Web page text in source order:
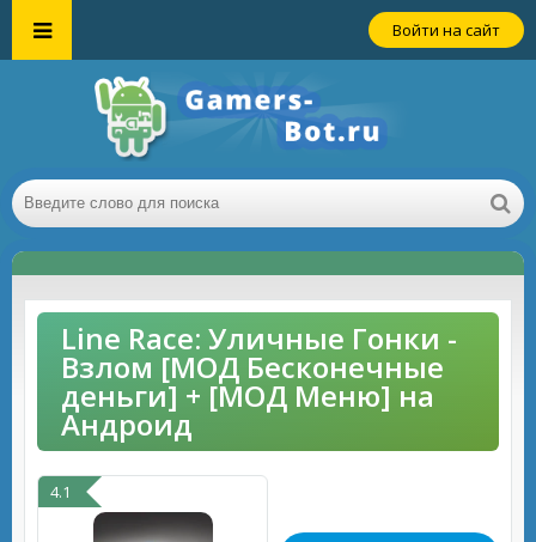
Войти на сайт
Line Race: Уличные Гонки -
Взлом [МОД Бесконечные
деньги] + [МОД Меню] на
Андроид
4.1